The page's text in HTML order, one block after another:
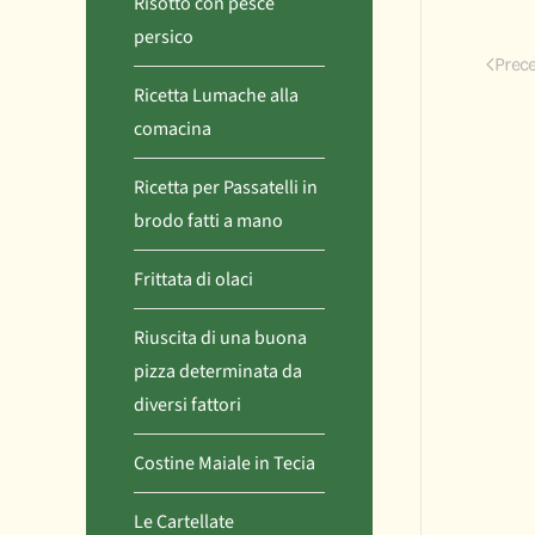
persico
Ricetta Lumache alla
comacina
Ricetta per Passatelli in
brodo fatti a mano
Frittata di olaci
Riuscita di una buona
pizza determinata da
diversi fattori
Costine Maiale in Tecia
Le Cartellate